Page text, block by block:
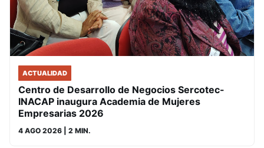
ACTUALIDAD
Centro de Desarrollo de Negocios Sercotec-
INACAP inaugura Academia de Mujeres
Empresarias 2026
4 AGO 2026 | 2 MIN.